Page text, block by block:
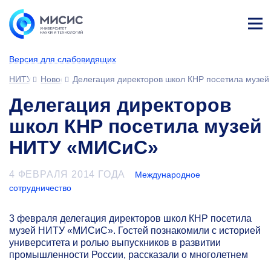
Версия для слабовидящих
ине
НИТУ МИСИС
НовостиДелегация директоров школ КНР посетила
Делегация директоров
школ КНР посетила музей
НИТУ «МИСиС»
4 ФЕВРАЛЯ 2014 ГОДА
Международное
сотрудничество
3 февраля делегация директоров школ КНР посетила
музей НИТУ «МИСиС». Гостей познакомили с историей
университета и ролью выпускников в развитии
промышленности России, рассказали о многолетнем